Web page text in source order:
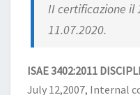
II certificazione il
11.07.2020.
ISAE 3402:2011
July 12,2007, Internal